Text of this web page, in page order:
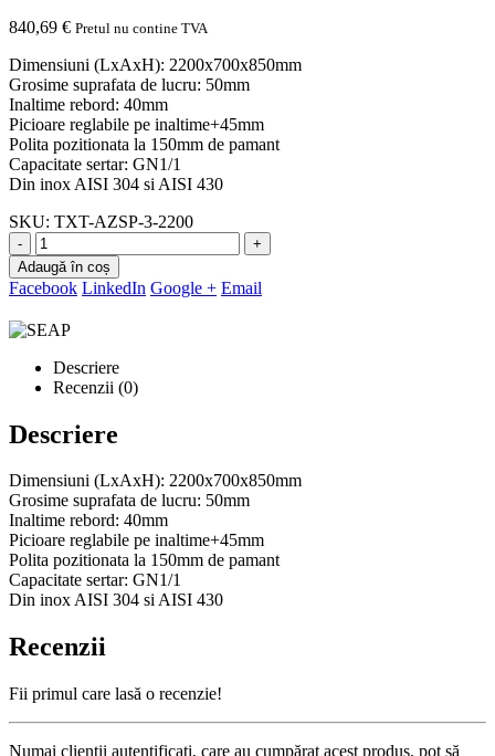
840,69 € Pretul nu contine TVA
Dimensiuni (LxAxH): 2200x700x850mm
Grosime suprafata de lucru: 50mm
Inaltime rebord: 40mm
Picioare reglabile pe inaltime+45mm
Polita pozitionata la 150mm de pamant
Capacitate sertar: GN1/1
Din inox AISI 304 si AISI 430
SKU: TXT-AZSP-3-2200
-
+
Adaugă în coș
Facebook LinkedIn Google + Email
Descriere
Recenzii (0)
Descriere
Dimensiuni (LxAxH): 2200x700x850mm
Grosime suprafata de lucru: 50mm
Inaltime rebord: 40mm
Picioare reglabile pe inaltime+45mm
Polita pozitionata la 150mm de pamant
Capacitate sertar: GN1/1
Din inox AISI 304 si AISI 430
Recenzii
Fii primul care lasă o recenzie!
Numai clienții autentificați, care au cumpărat acest produs, pot să